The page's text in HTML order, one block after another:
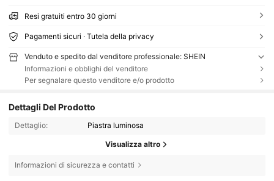
Resi gratuiti entro 30 giorni
Pagamenti sicuri · Tutela della privacy
Venduto e spedito dal venditore professionale: SHEIN
Informazioni e obblighi del venditore
Per segnalare questo venditore e/o prodotto
Dettagli Del Prodotto
Dettaglio: Piastra luminosa
Visualizza altro
Informazioni di sicurezza e contatti